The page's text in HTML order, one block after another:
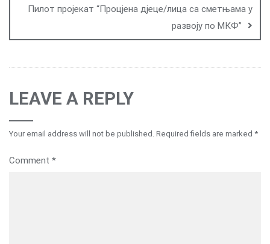
Пилот пројекат “Процјена дјеце/лица са сметњама у
развоју по МКФ”
LEAVE A REPLY
Your email address will not be published. Required fields are marked *
Comment *